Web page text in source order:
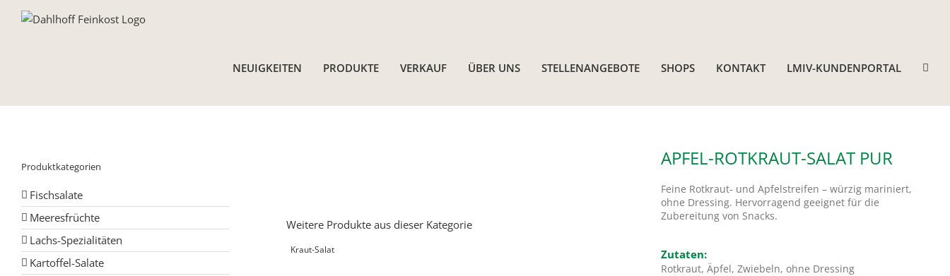
NEUIGKEITEN
PRODUKTE VERKAUF ÜBER UNS STELLENANGEBOTE SHOPS KONTAKT LMIV-KUNDENPORTAL
Weitere Produkte aus dieser Kategorie
Kraut-Salat
APFEL-ROTKRAUT-SALAT PUR
Feine Rotkraut- und Apfelstreifen – würzig mariniert,
ohne Dressing. Hervorragend geeignet für die
Zubereitung von Snacks.
Zutaten:
Rotkraut, Äpfel, Zwiebeln, ohne Dressing
Produktkategorien
Fischsalate
Meeresfrüchte
Lachs-Spezialitäten
Kartoffel-Salate